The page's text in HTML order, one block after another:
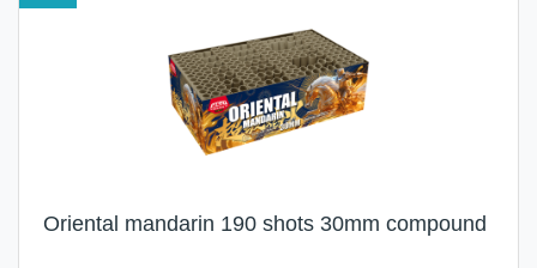
Oriental mandarin 190 shots 30mm compound